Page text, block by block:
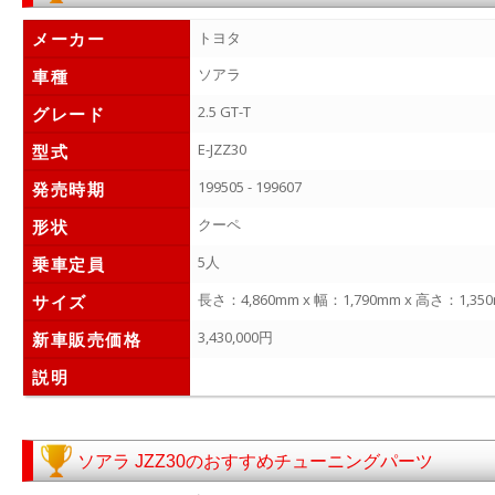
メーカー トヨタ
車種 ソアラ
グレード 2.5 GT-T
型式 E-JZZ30
発売時期 199505 - 199607
形状 クーペ
乗車定員 5人
サイズ 長さ：4,860mm x 幅：1,790mm x 高さ：
新車販売価格 3,430,000円
説明
ソアラ JZZ30のおすすめチューニングパーツ